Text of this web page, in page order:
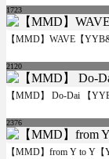
1723
【MMD】WAVE【
2120
【MMD】 Do-Dai 【
2376
【MMD】from Y to Y【